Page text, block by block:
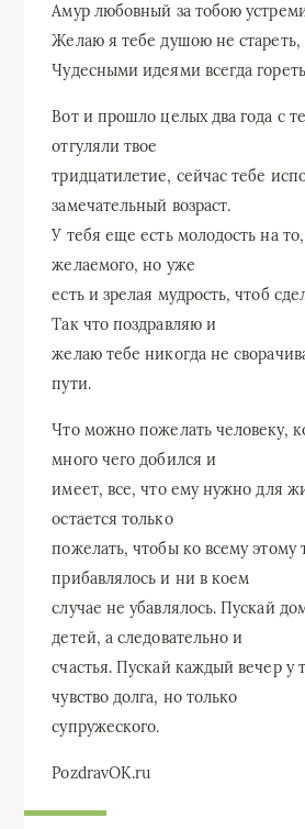
Амур любовный за тобою
Желаю я тебе душою не стареть,
Чудесными идеями всегда
Вот и прошло целых два года с
отгуляли твое
тридцатилетие, сейчас тебе
замечательный возраст.
У тебя еще есть молодость на
желаемого, но уже
есть и зрелая мудрость, чтоб
Так что поздравляю и
желаю тебе никогда не
пути.
Что можно пожелать человеку,
много чего добился и
имеет, все, что ему нужно для
остается только
пожелать, чтобы ко всему этому
прибавлялось и ни в коем
случае не убавлялось. Пускай
детей, а следовательно и
счастья. Пускай каждый вечер у
чувство долга, но только
супружеского.
PozdravOK.ru